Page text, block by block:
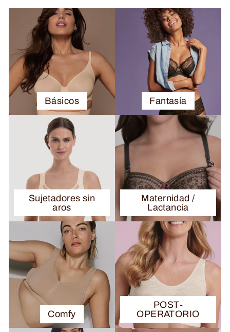
Básicos Fantasía
Sujetadores sin
aros
Maternidad /
Lactancia
Comfy
POST-
OPERATORIO